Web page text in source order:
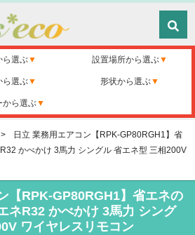
ら選ぶ 設置場所から選ぶ
ら選ぶ 形状から選ぶ
から選ぶ
>
日立 業務用エアコン【RPK-GP80RGH1】省
かべかけ 3馬力 シングル 省エネ型 三相200V
【RPK-GP80RGH1】省エネの
ネR32 かべかけ 3馬力 シング
ワイヤレスリモコン